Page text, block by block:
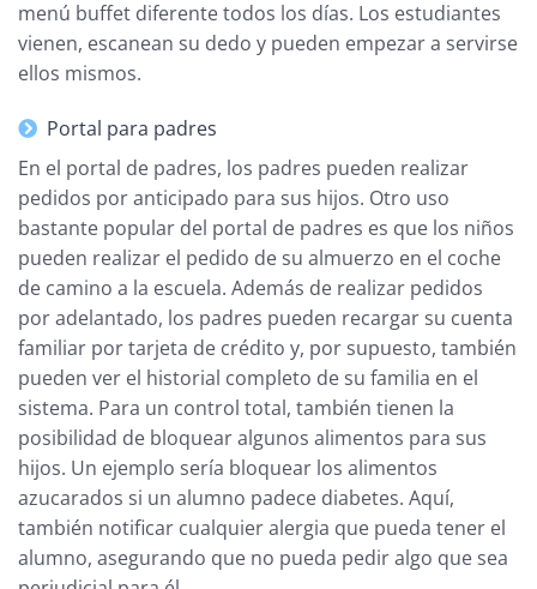
menú buffet diferente todos los días. Los estudiantes
vienen, escanean su dedo y pueden empezar a servirse
ellos mismos.
Portal para padres
En el portal de padres, los padres pueden realizar
pedidos por anticipado para sus hijos. Otro uso
bastante popular del portal de padres es que los niños
pueden realizar el pedido de su almuerzo en el coche
de camino a la escuela. Además de realizar pedidos
por adelantado, los padres pueden recargar su cuenta
familiar por tarjeta de crédito y, por supuesto, también
pueden ver el historial completo de su familia en el
sistema. Para un control total, también tienen la
posibilidad de bloquear algunos alimentos para sus
hijos. Un ejemplo sería bloquear los alimentos
azucarados si un alumno padece diabetes. Aquí,
también notificar cualquier alergia que pueda tener el
alumno, asegurando que no pueda pedir algo que sea